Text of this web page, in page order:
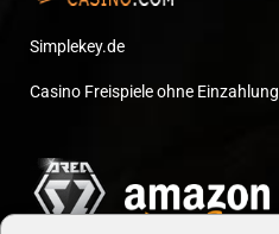
Simplekey.de
Casino Freispiele ohne Einzahlung